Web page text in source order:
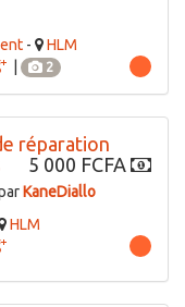
-
HLM
2
réparation
5 000 FCFA
KaneDiallo
HLM